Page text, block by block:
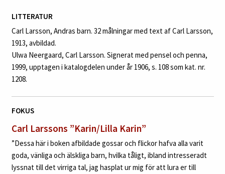
LITTERATUR
Carl Larsson, Andras barn. 32 målningar med text af Carl Larsson,
1913, avbildad.
Ulwa Neergaard, Carl Larsson. Signerat med pensel och penna,
1999, upptagen i katalogdelen under år 1906, s. 108 som kat. nr.
1208.
FOKUS
Carl Larssons ”Karin/Lilla Karin”
”Dessa här i boken afbildade gossar och flickor hafva alla varit
goda, vänliga och älskliga barn, hvilka tåligt, ibland intresseradt
lyssnat till det virriga tal, jag hasplat ur mig för att lura er till